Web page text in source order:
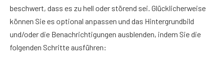
beschwert, dass es zu hell oder störend sei. Glücklicherweise
können Sie es optional anpassen und das Hintergrundbild
und/oder die Benachrichtigungen ausblenden, indem Sie die
folgenden Schritte ausführen: